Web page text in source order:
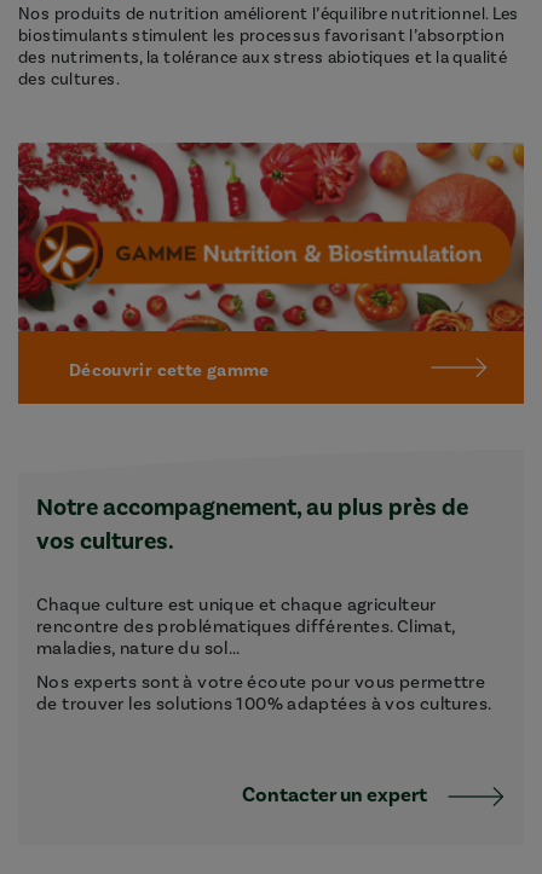
Nos produits de nutrition améliorent l’équilibre nutritionnel. Les
biostimulants stimulent les processus favorisant l’absorption
des nutriments, la tolérance aux stress abiotiques et la qualité
des cultures.
Découvrir cette gamme
Notre accompagnement, au plus près de
vos cultures.
Chaque culture est unique et chaque agriculteur
rencontre des problématiques différentes. Climat,
maladies, nature du sol...
Nos experts sont à votre écoute pour vous permettre
de trouver les solutions 100% adaptées à vos cultures.
Contacter un expert